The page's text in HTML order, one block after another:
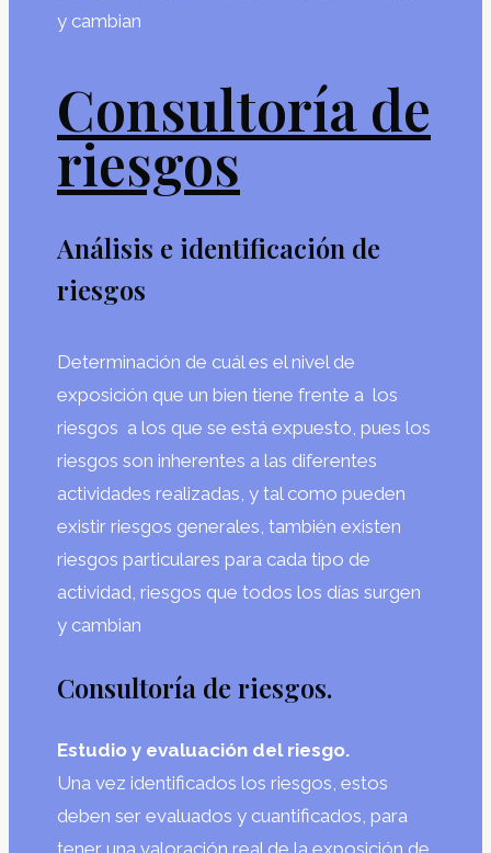
y cambian
Consultoría de
riesgos
Análisis e identificación de
riesgos
Determinación de cuál es el nivel de
exposición que un bien tiene frente a los
riesgos a los que se está expuesto, pues los
riesgos son inherentes a las diferentes
actividades realizadas, y tal como pueden
existir riesgos generales, también existen
riesgos particulares para cada tipo de
actividad, riesgos que todos los días surgen
y cambian
Consultoría de riesgos.
Estudio y evaluación del riesgo.
Una vez identificados los riesgos, estos
deben ser evaluados y cuantificados, para